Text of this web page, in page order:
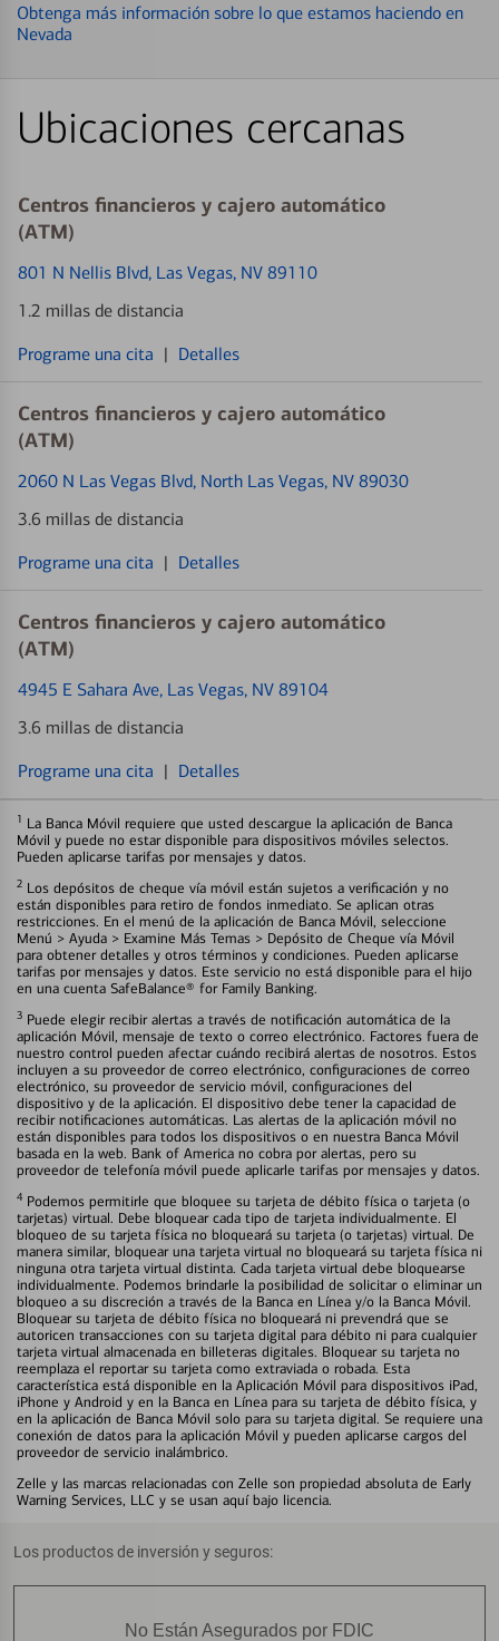
Obtenga más información sobre lo que estamos haciendo en
Nevada
Ubicaciones cercanas
Centros financieros y cajero automático
(ATM)
801 N Nellis Blvd, Las Vegas, NV 89110
1.2 millas de distancia
Programe una cita | Detalles
Centros financieros y cajero automático
(ATM)
2060 N Las Vegas Blvd, North Las Vegas, NV 89030
3.6 millas de distancia
Programe una cita | Detalles
Centros financieros y cajero automático
(ATM)
4945 E Sahara Ave, Las Vegas, NV 89104
3.6 millas de distancia
Programe una cita | Detalles
1 La Banca Móvil requiere que usted descargue la aplicación de Banca
Móvil y puede no estar disponible para dispositivos móviles selectos.
Pueden aplicarse tarifas por mensajes y datos.
2 Los depósitos de cheque vía móvil están sujetos a verificación y no
están disponibles para retiro de fondos inmediato. Se aplican otras
restricciones. En el menú de la aplicación de Banca Móvil, seleccione
Menú > Ayuda > Examine Más Temas > Depósito de Cheque vía Móvil
para obtener detalles y otros términos y condiciones. Pueden aplicarse
tarifas por mensajes y datos. Este servicio no está disponible para el hijo
en una cuenta SafeBalance® for Family Banking.
3 Puede elegir recibir alertas a través de notificación automática de la
aplicación Móvil, mensaje de texto o correo electrónico. Factores fuera de
nuestro control pueden afectar cuándo recibirá alertas de nosotros. Estos
incluyen a su proveedor de correo electrónico, configuraciones de correo
electrónico, su proveedor de servicio móvil, configuraciones del
dispositivo y de la aplicación. El dispositivo debe tener la capacidad de
recibir notificaciones automáticas. Las alertas de la aplicación móvil no
están disponibles para todos los dispositivos o en nuestra Banca Móvil
basada en la web. Bank of America no cobra por alertas, pero su
proveedor de telefonía móvil puede aplicarle tarifas por mensajes y datos.
4 Podemos permitirle que bloquee su tarjeta de débito física o tarjeta (o
tarjetas) virtual. Debe bloquear cada tipo de tarjeta individualmente. El
bloqueo de su tarjeta física no bloqueará su tarjeta (o tarjetas) virtual. De
manera similar, bloquear una tarjeta virtual no bloqueará su tarjeta física ni
ninguna otra tarjeta virtual distinta. Cada tarjeta virtual debe bloquearse
individualmente. Podemos brindarle la posibilidad de solicitar o eliminar un
bloqueo a su discreción a través de la Banca en Línea y/o la Banca Móvil.
Bloquear su tarjeta de débito física no bloqueará ni prevendrá que se
autoricen transacciones con su tarjeta digital para débito ni para cualquier
tarjeta virtual almacenada en billeteras digitales. Bloquear su tarjeta no
reemplaza el reportar su tarjeta como extraviada o robada. Esta
característica está disponible en la Aplicación Móvil para dispositivos iPad,
iPhone y Android y en la Banca en Línea para su tarjeta de débito física, y
en la aplicación de Banca Móvil solo para su tarjeta digital. Se requiere una
conexión de datos para la aplicación Móvil y pueden aplicarse cargos del
proveedor de servicio inalámbrico.
Zelle y las marcas relacionadas con Zelle son propiedad absoluta de Early
Warning Services, LLC y se usan aquí bajo licencia.
Los productos de inversión y seguros:
No Están Asegurados por FDIC